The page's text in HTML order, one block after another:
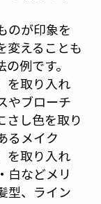
のが印象を
変えることも
例です。
を取り入れ
やブローチ
さし色を取り
るメイク
を取り入れ
白などメリ
型、ライン